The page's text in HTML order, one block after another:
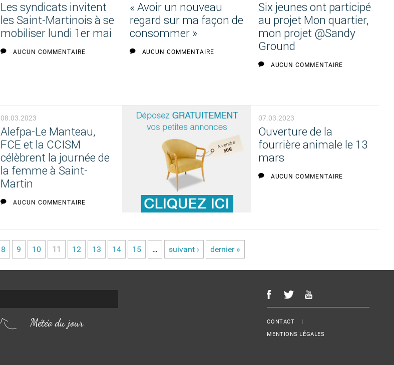
Les syndicats invitent
les Saint-Martinois à se
mobiliser lundi 1er mai
AUCUN COMMENTAIRE
« Avoir un nouveau
regard sur ma façon de
consommer »
AUCUN COMMENTAIRE
Six jeunes ont participé
au projet Mon quartier,
mon projet @Sandy
Ground
AUCUN COMMENTAIRE
08.03.2023
Alefpa-Le Manteau,
FCE et la CCISM
célèbrent la journée de
la femme à Saint-
Martin
AUCUN COMMENTAIRE
07.03.2023
Ouverture de la
fourrière animale le 13
mars
AUCUN COMMENTAIRE
8 9 10 11 12 13 14 15 … suivant › dernier »
Météo du jour Menu Footer
CONTACT
MENTIONS LÉGALES